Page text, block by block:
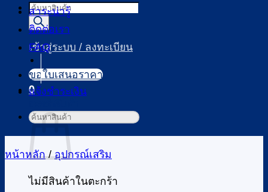
Products
search
เข้าสู่ระบบ / ลงทะเบียน
0
ไม่มีสินค้าในตะกร้า
สาระน่ารู้
ติดต่อเรา
FAQ
ขอใบเสนอราคา
แจ้งชำระเงิน
ค้นหา:
หน้าหลัก / อุปกรณ์เสริม